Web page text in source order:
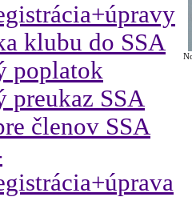
klubu do SSA
poplatok
preukaz SSA
členov SSA